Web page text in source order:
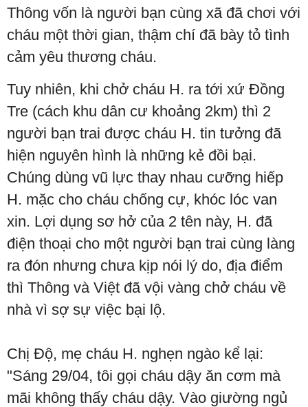
Thông vốn là người bạn cùng xã đã chơi với
cháu một thời gian, thậm chí đã bày tỏ tình
cảm yêu thương cháu.
Tuy nhiên, khi chở cháu H. ra tới xứ Đồng
Tre (cách khu dân cư khoảng 2km) thì 2
người bạn trai được cháu H. tin tưởng đã
hiện nguyên hình là những kẻ đồi bại.
Chúng dùng vũ lực thay nhau cưỡng hiếp
H. mặc cho cháu chống cự, khóc lóc van
xin. Lợi dụng sơ hở của 2 tên này, H. đã
điện thoại cho một người bạn trai cùng làng
ra đón nhưng chưa kịp nói lý do, địa điểm
thì Thông và Việt đã vội vàng chở cháu về
nhà vì sợ sự việc bại lộ.
Chị Độ, mẹ cháu H. nghẹn ngào kể lại:
"Sáng 29/04, tôi gọi cháu dậy ăn cơm mà
mãi không thấy cháu dậy. Vào giường ngủ